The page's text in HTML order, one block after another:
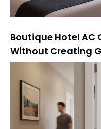
Boutique Hotel AC
Without Creating